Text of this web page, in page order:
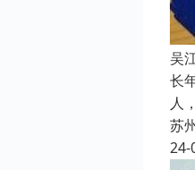
吴
长
人
苏
24-